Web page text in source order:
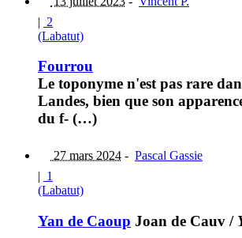
| 2
(Labatut)
Fourrou
Le toponyme n'est pas rare
Landes, bien que son
du f- (…)
27 mars 2024 - Pascal Gassie
| 1
(Labatut)
Yan de Caoup Joan de Cauv /